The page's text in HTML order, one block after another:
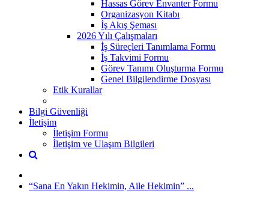
Hassas Görev Envanter Formu
Organizasyon Kitabı
İş Akış Şeması
2026 Yılı Çalışmaları
İş Süreçleri Tanımlama Formu
İş Takvimi Formu
Görev Tanımı Oluşturma Formu
Genel Bilgilendirme Dosyası
Etik Kurallar
Bilgi Güvenliği
İletişim
İletişim Formu
İletişim ve Ulaşım Bilgileri
“Sana En Yakın Hekimin, Aile Hekimin” ...